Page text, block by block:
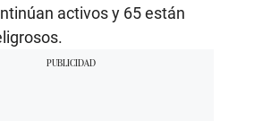
activos y 65 están